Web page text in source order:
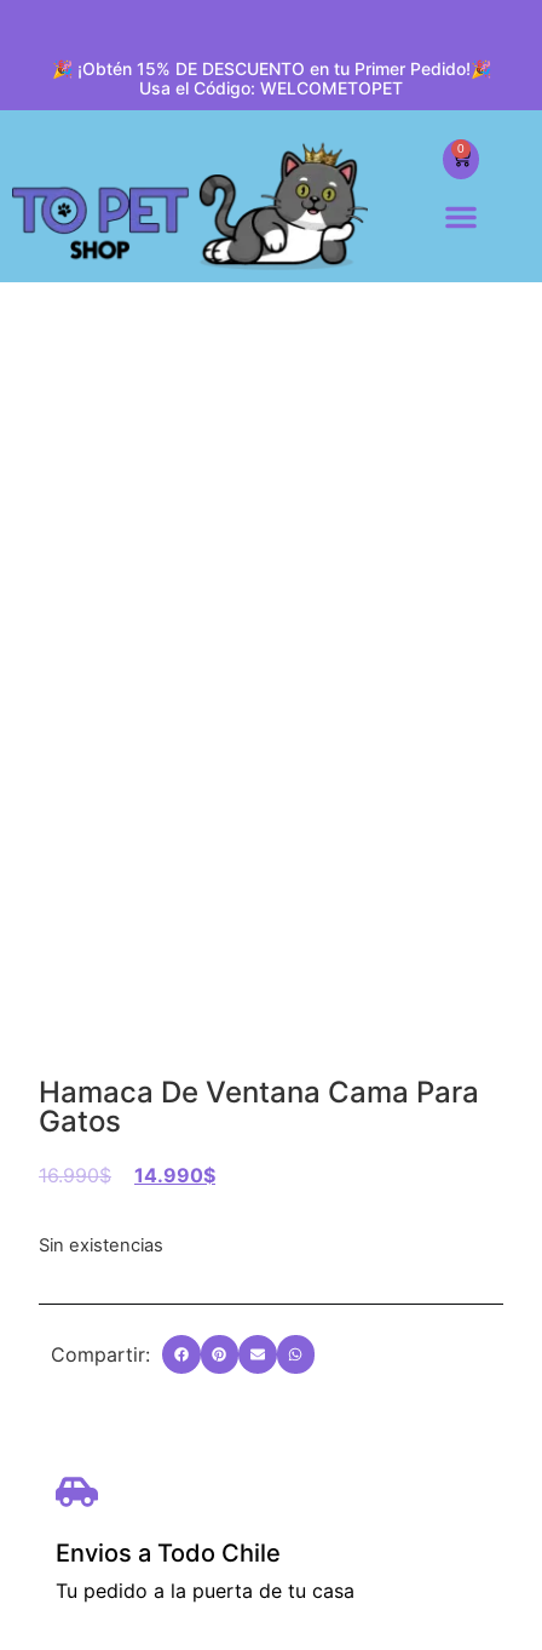
🎉 ¡Obtén 15% DE DESCUENTO en tu Primer Pedido!🎉
Usa el Código: WELCOMETOPET
0
Hamaca De Ventana Cama Para
Gatos
16.990$ 14.990$
Sin existencias
Compartir:
Envios a Todo Chile
Tu pedido a la puerta de tu casa